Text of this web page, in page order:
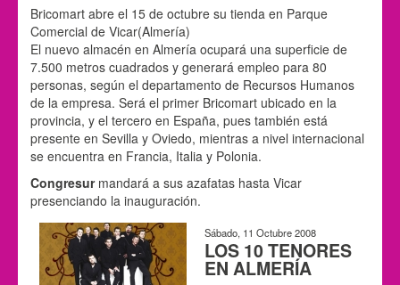
Bricomart abre el 15 de octubre su tienda en Parque
Comercial de Vicar(Almería)
El nuevo almacén en Almería ocupará una superficie de
7.500 metros cuadrados y generará empleo para 80
personas, según el departamento de Recursos Humanos
de la empresa. Será el primer Bricomart ubicado en la
provincia, y el tercero en España, pues también está
presente en Sevilla y Oviedo, mientras a nivel internacional
se encuentra en Francia, Italia y Polonia.
Congresurmandará a sus azafatas hasta Vicar
presenciando la inauguración.
Sábado, 11 Octubre 2008
LOS 10 TENORES
EN ALMERÍA